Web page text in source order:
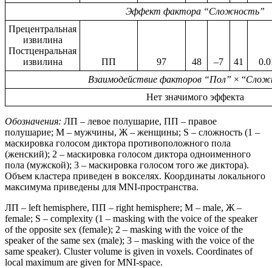
Эффект фактора “Сложность”
Прецентральная
извилина
Постценральная
извилина
ПП 97 48 –7 41
Взаимодействие факторов “Пол” × “
Нет значимого эффекта
Обозначения: ЛП – левое полушарие, ПП – правое
полушарие; M – мужчины, Ж – женщины; S – сложность (1 –
маскировка голосом диктора противоположного пола
(женский); 2 – маскировка голосом диктора одноименного
пола (мужской); 3 – маскировка голосом того же диктора).
Объем кластера приведен в вокселях. Координаты локального
максимума приведены для MNI-пространства.
ЛП – left hemisphere, ПП – right hemisphere; M – male, Ж –
female; S – complexity (1 – masking with the voice of the speaker
of the opposite sex (female); 2 – masking with the voice of the
speaker of the same sex (male); 3 – masking with the voice of the
same speaker). Cluster volume is given in voxels. Coordinates of
local maximum are given for MNI-space.